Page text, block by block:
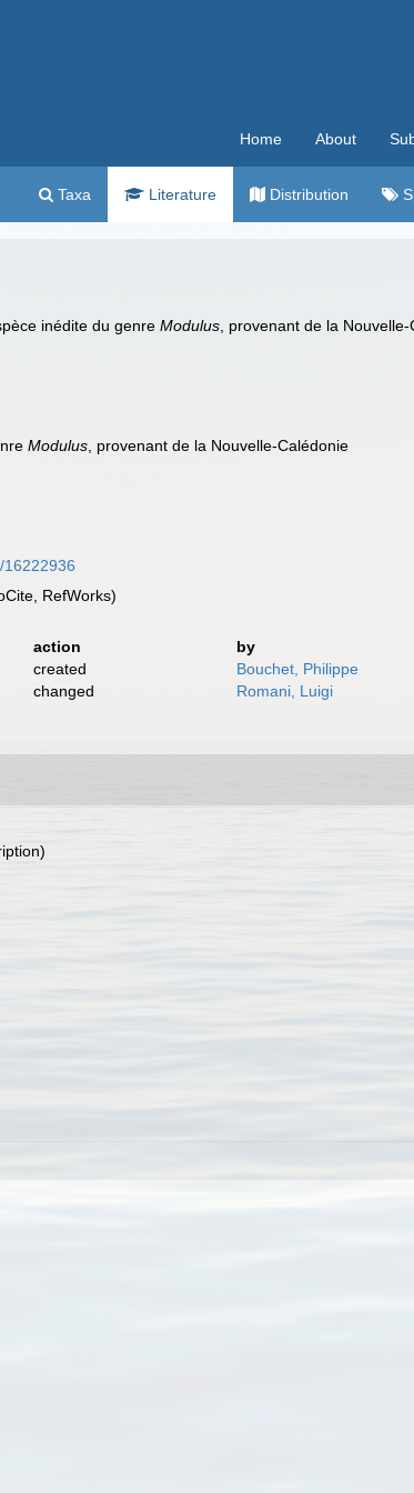
Home About
Taxa Literature Distribution
inédite du genreModulus , provenant de la
Modulus , provenant de la Nouvelle-Calédonie
16222936
RefWorks)
action
by
created
Bouchet, Philippe
changed
Romani, Luigi